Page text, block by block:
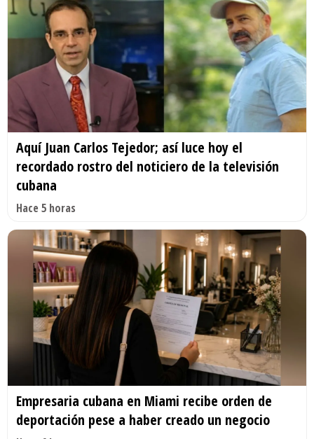
Aquí Juan Carlos Tejedor; así luce hoy el
recordado rostro del noticiero de la televisión
cubana
Hace 5 horas
Empresaria cubana en Miami recibe orden de
deportación pese a haber creado un negocio